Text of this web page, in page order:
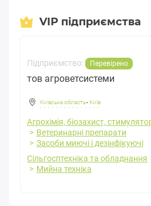
VIP підприємства
Підприємство: Перевірено
тов агроветсистеми
Київська область- Київ
Агрохімія, біозахист,
Ветеринарні препарати
Засоби миючі і дезінфікуючі
Сільгосптехніка та обладнання
Мийна техніка